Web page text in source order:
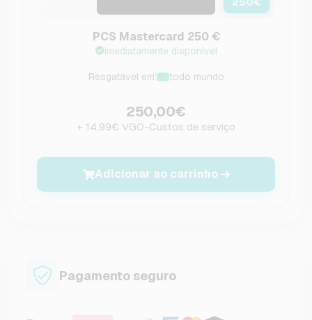
PCS Mastercard 250 €
Imediatamente disponível
Resgatável em: todo mundo
250,00€
+ 14,99€ VGO-Custos de serviço
Adicionar ao carrinho
Pagamento seguro